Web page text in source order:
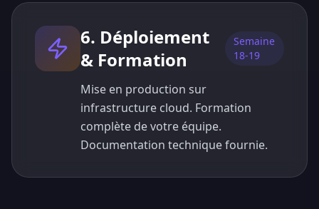
6. Déploiement
& Formation
Semaine
18-19
Mise en production sur
infrastructure cloud. Formation
complète de votre équipe.
Documentation technique fournie.